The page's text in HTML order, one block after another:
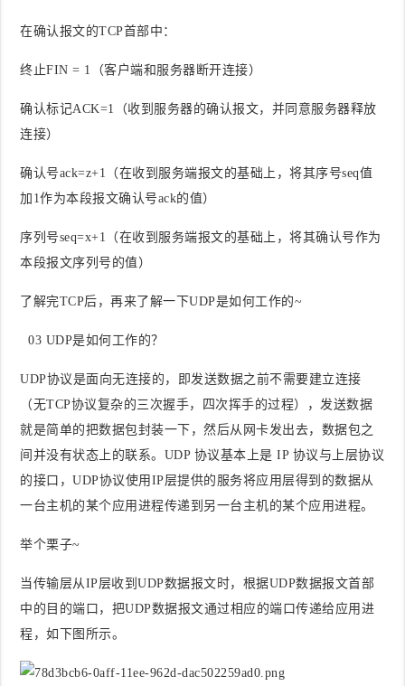
在确认报文的TCP首部中 ：
终止FIN = 1（客户端和服务器断开连接）
确认标记ACK=1（收到服务器的确认报文，并同意服务器释放
连接）
确认号ack=z+1（在收到服务端报文的基础上，将其序号seq值
加1作为本段报文确认号ack的值）
序列号seq=x+1（在收到服务端报文的基础上，将其确认号作为
本段报文序列号的值）
了解完TCP后，再来了解一下UDP是如何工作的~
03 UDP是如何工作的？
UDP协议是面向无连接的，即发送数据之前不需要建立连接
（无TCP协议复杂的三次握手，四次挥手的过程），发送数据
就是简单的把数据包封装一下，然后从网卡发出去，数据包之
间并没有状态上的联系。UDP 协议基本上是 IP 协议与上层协议
的接口，UDP协议使用IP层提供的服务将应用层得到的数据从
一台主机的某个应用进程传递到另一台主机的某个应用进程。
举个栗子~
当传输层从IP层收到UDP数据报文时，根据UDP数据报文首部
中的目的端口，把UDP数据报文通过相应的端口传递给应用进
程，如下图所示。